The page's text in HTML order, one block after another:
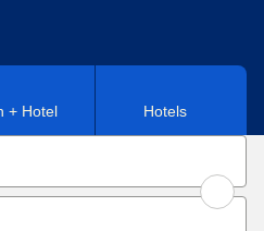
+ Hotel Hotels